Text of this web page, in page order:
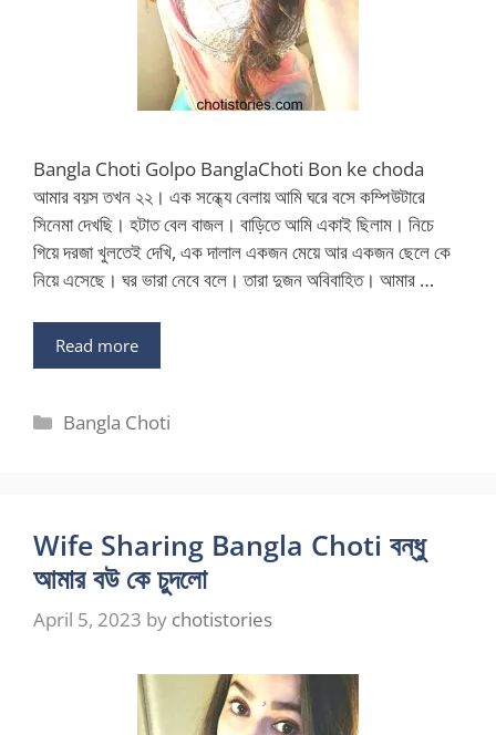
Bangla Choti Golpo BanglaChoti Bon ke choda
আমার বয়স তখন ২২। এক সন্ধ্যে বেলায় আমি ঘরে বসে কম্পিউটারে
সিনেমা দেখছি। হটাত বেল বাজল। বাড়িতে আমি একাই ছিলাম। নিচে
গিয়ে দরজা খুলতেই দেখি, এক দালাল একজন মেয়ে আর একজন ছেলে কে
নিয়ে এসেছে। ঘর ভারা নেবে বলে। তারা দুজন অবিবাহিত। আমার …
Read more
Categories
Bangla Choti
Wife Sharing Bangla Choti বন্ধু
আমার বউ কে চুদলো
April 5, 2023 by chotistories